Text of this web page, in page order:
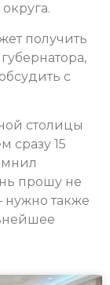
получить
с
столицы
сразу 15
прошу не
нужно также